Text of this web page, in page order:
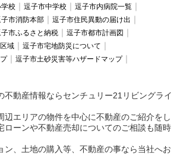
校 逗子市中学校
逗子市内病院一覧
市消防本部
逗子市住民異動の届け出
市ふるさと納税
逗子市都市計画図
域
逗子市宅地防災について
逗子市土砂災害等ハザードマップ
不動産情報ならセンチュリー21リビングライ
辺エリアの物件を中心に不動産のご紹介をし
ローンや不動産売却についてのご相談も随時
ン、土地の購入等、不動産の事なら当社へお